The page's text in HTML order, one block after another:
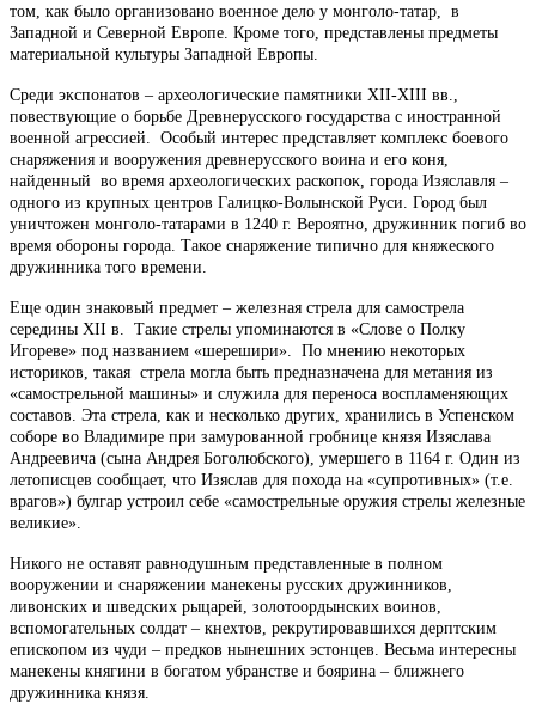
том, как было организовано военное дело у монголо-татар, в
Западной и Северной Европе. Кроме того, представлены предметы
материальной культуры Западной Европы.
Среди экспонатов – археологические памятники XII-XIII вв.,
повествующие о борьбе Древнерусского государства с иностранной
военной агрессией. Особый интерес представляет комплекс боевого
снаряжения и вооружения древнерусского воина и его коня,
найденный во время археологических раскопок, города Изяславля –
одного из крупных центров Галицко-Волынской Руси. Город был
уничтожен монголо-татарами в 1240 г. Вероятно, дружинник погиб во
время обороны города. Такое снаряжение типично для княжеского
дружинника того времени.
Еще один знаковый предмет – железная стрела для самострела
середины XII в. Такие стрелы упоминаются в «Слове о Полку
Игореве» под названием «шерешири». По мнению некоторых
историков, такая стрела могла быть предназначена для метания из
«самострельной машины» и служила для переноса воспламеняющих
составов. Эта стрела, как и несколько других, хранились в Успенском
соборе во Владимире при замурованной гробнице князя Изяслава
Андреевича (сына Андрея Боголюбского), умершего в 1164 г. Один из
летописцев сообщает, что Изяслав для похода на «супротивных» (т.е.
врагов») булгар устроил себе «самострельные оружия стрелы железные
великие».
Никого не оставят равнодушным представленные в полном
вооружении и снаряжении манекены русских дружинников,
ливонских и шведских рыцарей, золотоордынских воинов,
вспомогательных солдат – кнехтов, рекрутировавшихся дерптским
епископом из чуди – предков нынешних эстонцев. Весьма интересны
манекены княгини в богатом убранстве и боярина – ближнего
дружинника князя.